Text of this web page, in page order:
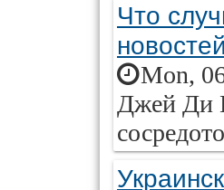
Что
Mon,
Джей Ди